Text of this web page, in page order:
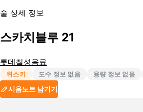
술 상세 정보
스카치블루 21
롯데칠성음료
위스키 도수 정보 없음 용량 정보 없음
시음노트 남기기